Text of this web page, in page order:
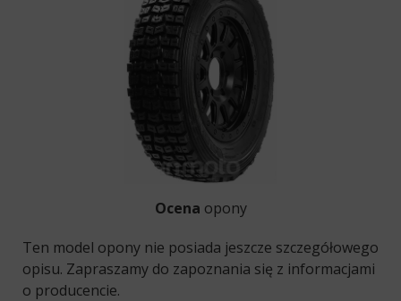
Ocena opony
Ten model opony nie posiada jeszcze szczegółowego
opisu. Zapraszamy do zapoznania się z informacjami
o producencie.